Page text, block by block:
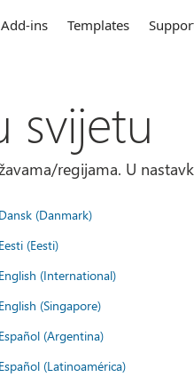
Add-ins Templates
svijetu
regijama. U
Dansk (Danmark)
Eesti (Eesti)
English (International)
English (Singapore)
Español (Argentina)
Español (Latinoamérica)